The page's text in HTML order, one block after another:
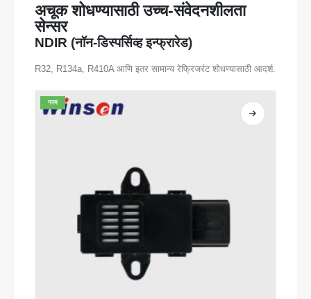
अचूक शोधण्यासाठी उच्च-संवेदनशीलता
सेन्सर
NDIR (नॉन-डिस्पर्सिव्ह इन्फ्रारेड)
R32, R134a, R410A आणि इतर सामान्य रेफ्रिजरंट शोधण्यासाठी आदर्श.
गरम